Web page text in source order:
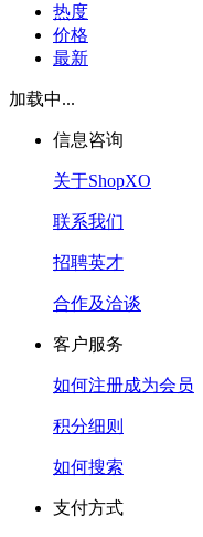
热度
价格
最新
加载中...
信息咨询
关于ShopXO
联系我们
招聘英才
合作及洽谈
客户服务
如何注册成为会员
积分细则
如何搜索
支付方式